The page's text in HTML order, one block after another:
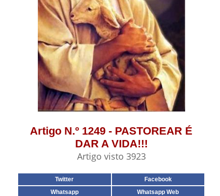
Artigo N.º 1249 - PASTOREAR É
DAR A VIDA!!!
Artigo visto 3923
Twitter
Facebook
Whatsapp
Whatsapp Web